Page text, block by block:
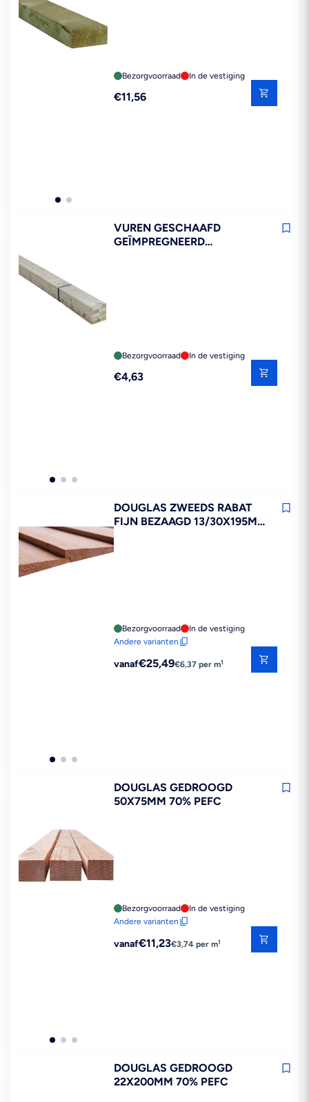
Bezorgvoorraad In de vestiging
Reguliere
€11,56
VUREN GESCHAAFD
GEÏMPREGNEERD
Bezorgvoorraad In de vestiging
Reguliere
€4,63
DOUGLAS ZWEEDS RABAT
FIJN BEZAAGD 13/30X195MM
70% PEFC
Bezorgvoorraad
In de vestiging
Andere varianten
Reguliere
vanaf€25,49€6,37 per m1
DOUGLAS GEDROOGD
50X75MM 70% PEFC
Bezorgvoorraad
In de vestiging
Andere varianten
Reguliere
vanaf€11,23€3,74 per m1
DOUGLAS GEDROOGD
22X200MM 70% PEFC